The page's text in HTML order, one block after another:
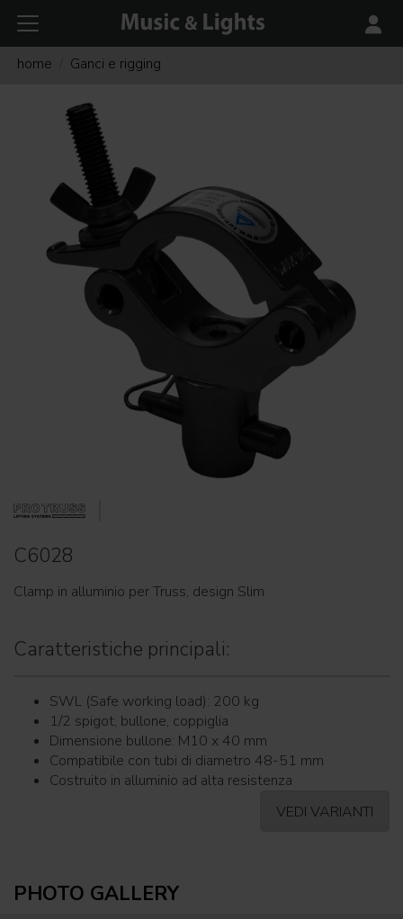
home Ganci e rigging
C6028
Clamp in alluminio per Truss, design Slim
Caratteristiche principali:
SWL (Safe working load): 200 kg
1/2 spigot, bullone, coppiglia
Dimensione bullone: M10 x 40 mm
Compatibile con tubi di diametro 48-51 mm
Costruito in alluminio ad alta resistenza
VEDI VARIANTI
PHOTO GALLERY